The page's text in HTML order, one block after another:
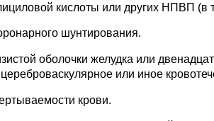
кислоты или других НПВП (в
шунтирования.
оболочки желудка или
или иное
крови.